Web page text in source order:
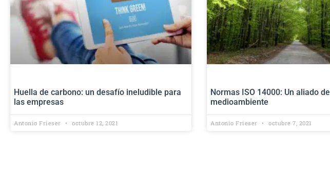
Huella de carbono: un desafío ineludible para
las empresas
Antonio Frieser octubre 12, 2021
Normas ISO 14000: Un aliado del
medioambiente
Antonio Frieser octubre 7, 2021